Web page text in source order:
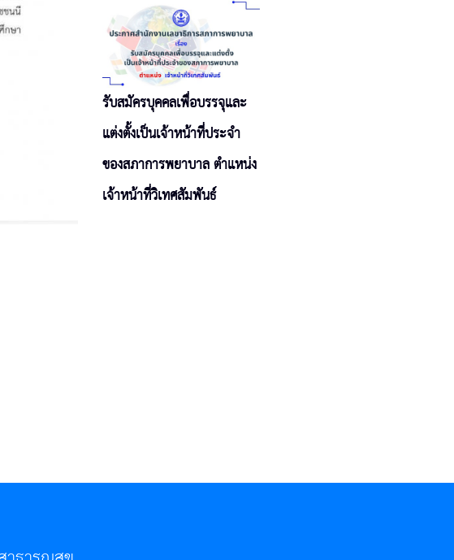
รับสมัครบุคคลเพื่อบรรจุและ
แต่งตั้งเป็นเจ้าหน้าที่ประจำ
ของสภาการพยาบาล ตำแหน่ง
เจ้าหน้าที่วิเทศสัมพันธ์